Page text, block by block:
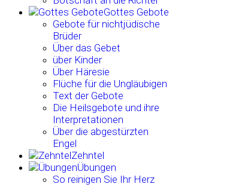
Gottes Gebote
Gebote für nichtjüdische
Brüder
Über das Gebet
über Kinder
Über Häresie
Flüche für die Ungläubigen
Text der Gebote
Die Heilsgebote und ihre
Interpretationen
Über die abgestürzten
Engel
Zehntel
Übungen
So reinigen Sie Ihr Herz